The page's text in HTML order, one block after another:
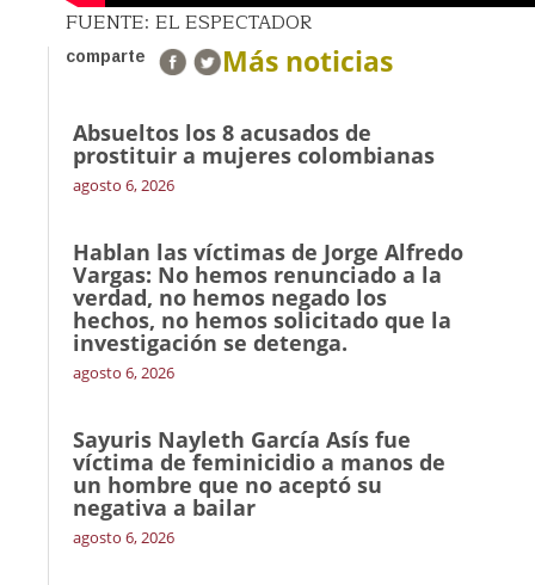
FUENTE: EL ESPECTADOR
comparte Más noticias
Absueltos los 8 acusados de
prostituir a mujeres colombianas
agosto 6, 2026
Hablan las víctimas de Jorge Alfredo
Vargas: No hemos renunciado a la
verdad, no hemos negado los
hechos, no hemos solicitado que la
investigación se detenga.
agosto 6, 2026
Sayuris Nayleth García Asís fue
víctima de feminicidio a manos de
un hombre que no aceptó su
negativa a bailar
agosto 6, 2026